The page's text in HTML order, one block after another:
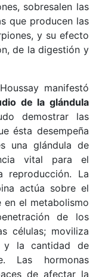
sobresalen las
que producen las
y su efecto
de la digestión y
manifestó
de la glándula
demostrar las
ésta desempeña
una glándula de
vital para el
reproducción. La
actúa sobre el
el metabolismo
de los
células; moviliza
y la cantidad de
Las hormonas
de afectar la